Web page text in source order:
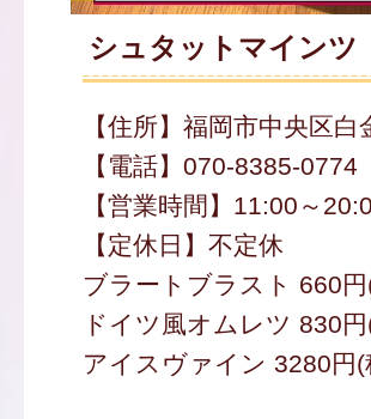
シュタットマインツ
【住所】福岡市中央区白
【電話】070-8385-0774
【営業時間】11:00～
【定休日】不定休
ブラートブラスト 660
ドイツ風オムレツ 830
アイスヴァイン 3280円(